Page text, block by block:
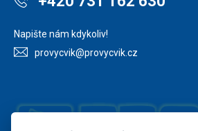
Napište nám kdykoliv!
provycvik@provycvik.cz